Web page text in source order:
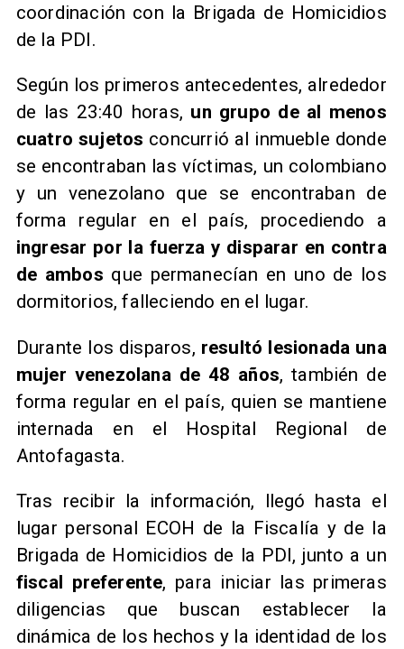
coordinación con la Brigada de Homicidios
de la PDI.
Según los primeros antecedentes, alrededor
de las 23:40 horas, un grupo de al menos
cuatro sujetos concurrió al inmueble donde
se encontraban las víctimas, un colombiano
y un venezolano que se encontraban de
forma regular en el país, procediendo a
ingresar por la fuerza y disparar en contra
de ambos que permanecían en uno de los
dormitorios, falleciendo en el lugar.
Durante los disparos, resultó lesionada una
mujer venezolana de 48 años, también de
forma regular en el país, quien se mantiene
internada en el Hospital Regional de
Antofagasta.
Tras recibir la información, llegó hasta el
lugar personal ECOH de la Fiscalía y de la
Brigada de Homicidios de la PDI, junto a un
fiscal preferente, para iniciar las primeras
diligencias que buscan establecer la
dinámica de los hechos y la identidad de los